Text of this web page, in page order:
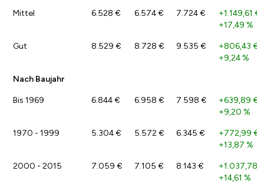
Mittel 6.528 € 6.574 € 7.724 € +1.149,61 €
+17,49 %
Gut 8.529 € 8.728 € 9.535 € +806,43 €
+9,24 %
Nach Baujahr
Bis 1969 6.844 € 6.958 € 7.598 € +639,89 €
+9,20 %
1970 - 1999 5.304 € 5.572 € 6.345 € +772,99 €
+13,87 %
2000 - 2015 7.059 € 7.105 € 8.143 €
+1.037,78
+14,61 %